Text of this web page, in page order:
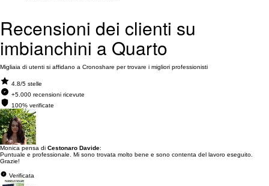
Recensioni dei clienti su
imbianchini a Quarto
Migliaia di utenti si affidano a Cronoshare per trovare i migliori professionisti
4.8/5 stelle
+5.000 recensioni ricevute
100% verificate
Monica pensa di Cestonaro Davide:
Puntuale e professionale. Mi sono trovata molto bene e sono contenta del lavoro eseguito.
Grazie!
Verificata